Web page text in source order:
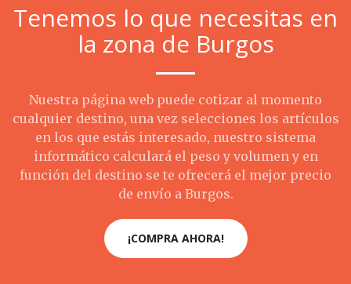
Tenemos lo que necesitas en
la zona de Burgos
Nuestra página web puede cotizar al momento
cualquier destino, una vez selecciones los artículos
en los que estás interesado, nuestro sistema
informático calculará el peso y volumen y en
función del destino se te ofrecerá el mejor precio
de envío a Burgos.
¡COMPRA AHORA!